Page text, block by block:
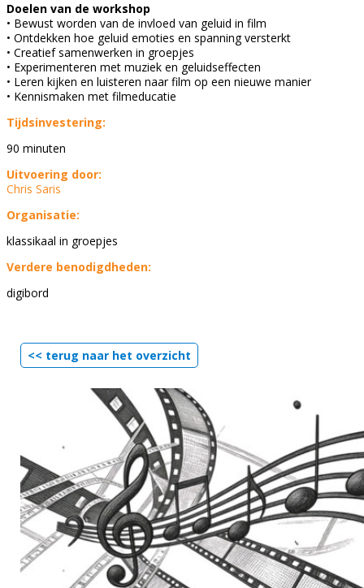
Doelen van de workshop
• Bewust worden van de invloed van geluid in film
• Ontdekken hoe geluid emoties en spanning versterkt
• Creatief samenwerken in groepjes
• Experimenteren met muziek en geluidseffecten
• Leren kijken en luisteren naar film op een nieuwe manier
• Kennismaken met filmeducatie
Tijdsinvestering:
90 minuten
Uitvoering door:
Chris Saris
Organisatie:
klassikaal in groepjes
Verdere benodigdheden:
digibord
<< terug naar het overzicht